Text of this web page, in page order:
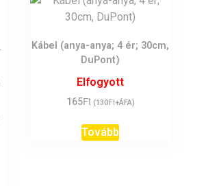
Kábel (anya-anya; 4 ér; 30cm,
DuPont)
Elfogyott
165Ft (130Ft+ÁFA)
Tovább